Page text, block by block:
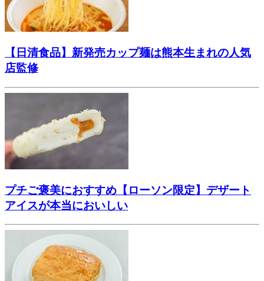
【日清食品】新発売カップ麺は熊本生まれの人気
店監修
プチご褒美におすすめ【ローソン限定】デザート
アイスが本当においしい